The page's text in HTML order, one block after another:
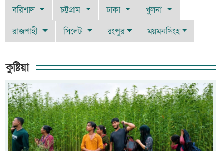
বরিশাল চট্টগ্রাম ঢাকা
খুলনা
রাজশাহী
সিলেট রংপুর ময়মনসিংহ
কুষ্টিয়া